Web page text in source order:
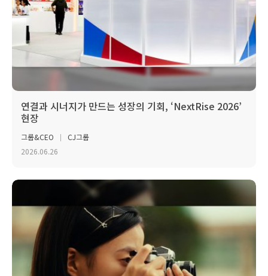
연결과 시너지가 만드는 성장의 기회, ‘NextRise 2026’
현장
그룹&CEO
CJ그룹
2026.06.26